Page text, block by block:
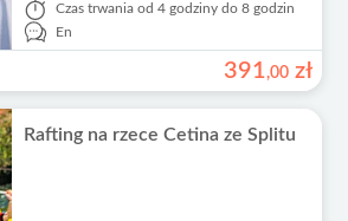
Czas trwania od 4 godziny do 8 godzin
En
391,00 zł
Rafting na rzece Cetina ze Splitu